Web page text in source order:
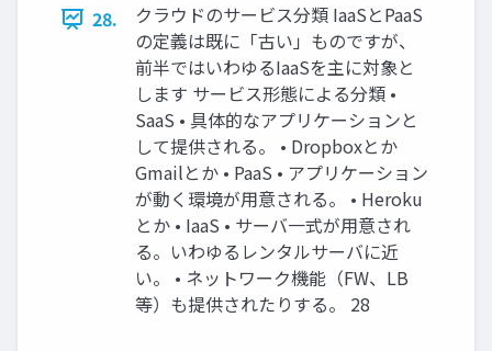
28.
クラウドのサービス分類 IaaSとPaaS
の定義は既に「古い」ものですが、
前半ではいわゆるIaaSを主に対象と
します サービス形態による分類 •
SaaS • 具体的なアプリケーションと
して提供される。 • Dropboxとか
Gmailとか • PaaS • アプリケーション
が動く環境が用意される。 • Heroku
とか • IaaS • サーバ一式が用意され
る。いわゆるレンタルサーバに近
い。 • ネットワーク機能（FW、LB
等）も提供されたりする。 28